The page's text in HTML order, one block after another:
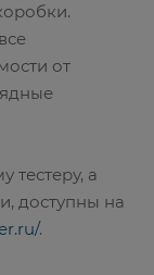
от
тестеру, а
доступны на
.